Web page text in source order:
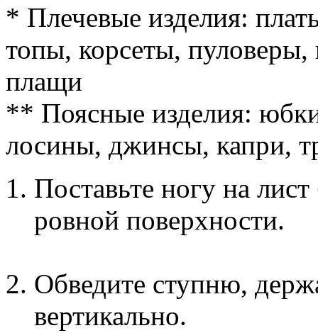
* Плечевые изделия:
топы, корсеты,
плащи
** Поясные изделия:
лосины, джинсы, капри,
Поставьте ногу на
ровной поверхности.
Обведите ступню,
вертикально.